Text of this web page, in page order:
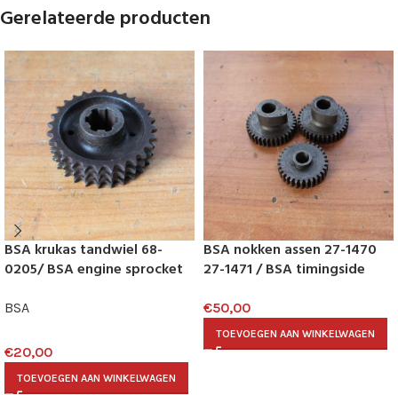
Gerelateerde producten
BSA krukas tandwiel 68-
0205/ BSA engine sprocket
BSA
€20,00
TOEVOEGEN AAN WINKELWAGEN
BSA nokken assen 27-1470
27-1471 / BSA timingside
€50,00
TOEVOEGEN AAN WINKELWAGEN